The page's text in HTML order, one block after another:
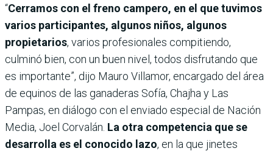
“Cerramos con el freno campero, en el que tuvimos
varios participantes, algunos niños, algunos
propietarios, varios profesionales compitiendo,
culminó bien, con un buen nivel, todos disfrutando que
es importante”, dijo Mauro Villamor, encargado del área
de equinos de las ganaderas Sofía, Chajha y Las
Pampas, en diálogo con el enviado especial de Nación
Media, Joel Corvalán. La otra competencia que se
desarrolla es el conocido lazo, en la que jinetes